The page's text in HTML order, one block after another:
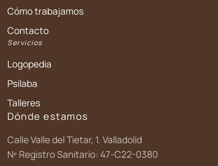
Cómo trabajamos
Contacto
Servicios
Logopedia
Psílaba
Talleres
Dónde estamos
Calle Valle del Tietar, 1. Valladolid
Nº Registro Sanitario: 47-C22-0380